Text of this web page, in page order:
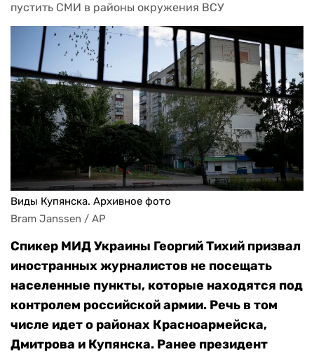
пустить СМИ в районы окружения ВСУ
Виды Купянска. Архивное фото
Bram Janssen / AP
Спикер МИД Украины Георгий Тихий призвал
иностранных журналистов не посещать
населенные пункты, которые находятся под
контролем российской армии. Речь в том
числе идет о районах Красноармейска,
Дмитрова и Купянска. Ранее президент